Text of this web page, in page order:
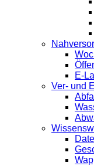
E-
Ver- und